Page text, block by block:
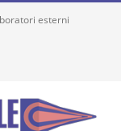
esterni